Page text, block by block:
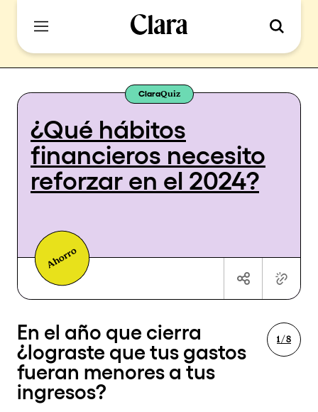
ClaraQuiz
¿Qué hábitos
financieros necesito
reforzar en el 2024?
Ahorro
En el año que cierra
¿lograste que tus gastos
fueran menores a tus
ingresos?
1 / 8